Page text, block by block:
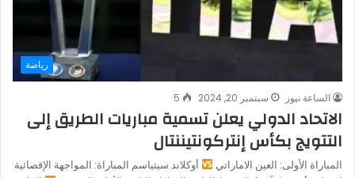
رياضة
الساعة نيوز سبتمبر 20, 2024 5
الاتحاد الدولي يعلن تسمية مباريات الطريق إلى
التتويج بكأس إنتركونتيننتال
المباراة الأولى: العين الاماراتي
أوكلاند سيتياسم المباراة: المواجهة الإقصائية